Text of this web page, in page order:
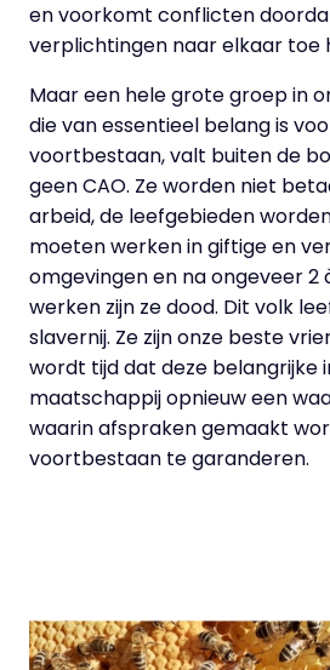
en voorkomt conflicten
verplichtingen naar elkaar toe
Maar een hele grote groep in
die van essentieel belang is
voortbestaan, valt buiten de
geen CAO. Ze worden niet
arbeid, de leefgebieden
moeten werken in giftige en
omgevingen en na ongeveer 2
werken zijn ze dood. Dit volk
slavernij. Ze zijn onze beste
wordt tijd dat deze belangrijke
maatschappij opnieuw een
waarin afspraken gemaakt
voortbestaan te garanderen.